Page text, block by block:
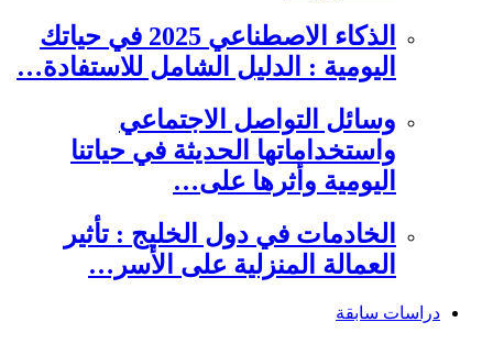
الذكاء الاصطناعي 2025 في حياتك
اليومية : الدليل الشامل للاستفادة…
وسائل التواصل الاجتماعي
واستخداماتها الحديثة في حياتنا
اليومية وأثرها على…
الخادمات في دول الخليج : تأثير
العمالة المنزلية على الأسر…
دراسات سابقة